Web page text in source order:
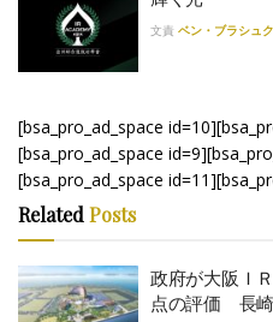
文責 ベン・ブラシュク
[bsa_pro_ad_space
[bsa_pro_ad_space
[bsa_pro_ad_space
Related Posts
政府が大阪Ｉ
点の評価 長